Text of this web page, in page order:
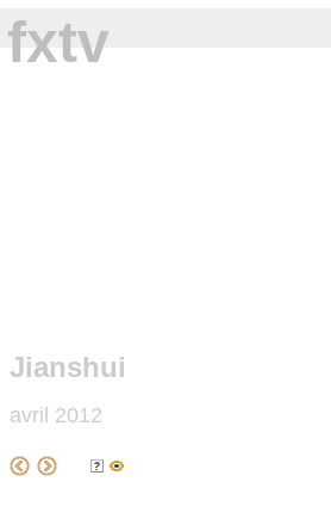
Jianshui
avril 2012
fxtv